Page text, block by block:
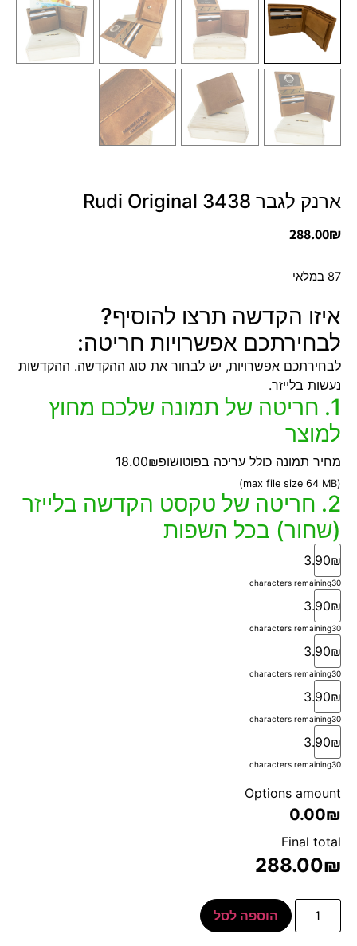
ארנק לגבר 3438 Rudi Original
288.00₪
87 במלאי
איזו הקדשה תרצו להוסיף?
לבחירתכם אפשרויות חריטה:
לבחירתכם אפשרויות, יש לבחור את סוג ההקדשה. ההקדשות
נעשות בלייזר.
1. חריטה של תמונה שלכם מחוץ
למוצר
מחיר תמונה כולל עריכה בפוטושופ18.00₪
(max file size 64 MB)
2. חריטה של טקסט הקדשה בלייזר
(שחור) בכל השפות
3.90₪
30
characters remaining
3.90₪
30
characters remaining
3.90₪
30
characters remaining
3.90₪
30
characters remaining
3.90₪
30
characters remaining
Options amount
0.00₪
Final total
288.00₪
הוספה לסל